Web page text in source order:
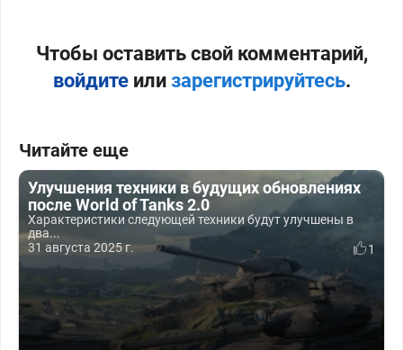
Чтобы оставить свой комментарий,
войдитеили зарегистрируйтесь.
Читайте еще
Улучшения техники в будущих обновлениях
после World of Tanks 2.0
Характеристики следующей техники будут улучшены в
два...
31 августа 2025 г.
1